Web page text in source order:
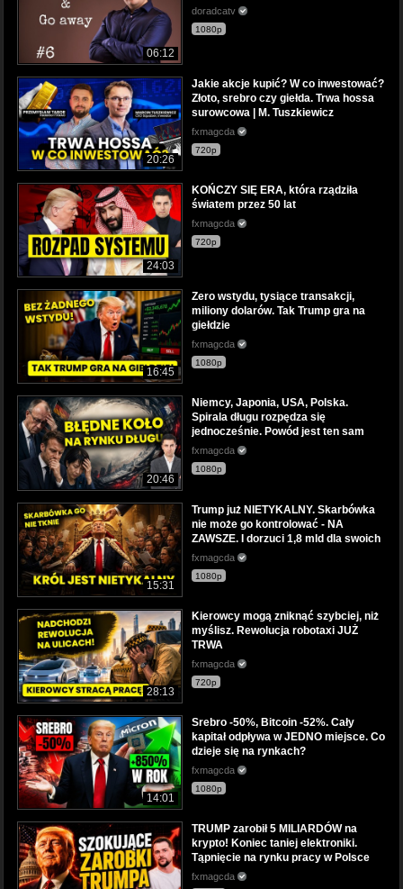
06:12
doradcatv
1080p
20:26
Jakie akcje kupić? W co inwestować?
Złoto, srebro czy giełda. Trwa hossa
surowcowa | M. Tuszkiewicz
fxmagcda
720p
24:03
KOŃCZY SIĘ ERA, która rządziła
światem przez 50 lat
fxmagcda
720p
16:45
Zero wstydu, tysiące transakcji,
miliony dolarów. Tak Trump gra na
giełdzie
fxmagcda
1080p
20:46
Niemcy, Japonia, USA, Polska.
Spirala długu rozpędza się
jednocześnie. Powód jest ten sam
fxmagcda
1080p
15:31
Trump już NIETYKALNY. Skarbówka
nie może go kontrolować - NA
ZAWSZE. I dorzuci 1,8 mld dla swoich
fxmagcda
1080p
28:13
Kierowcy mogą zniknąć szybciej, niż
myślisz. Rewolucja robotaxi JUŻ
TRWA
fxmagcda
720p
14:01
Srebro -50%, Bitcoin -52%. Cały
kapitał odpływa w JEDNO miejsce. Co
dzieje się na rynkach?
fxmagcda
1080p
TRUMP zarobił 5 MILIARDÓW na
krypto! Koniec taniej elektroniki.
Tąpnięcie na rynku pracy w Polsce
fxmagcda